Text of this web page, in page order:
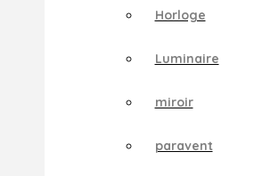
Horloge
Luminaire
miroir
paravent